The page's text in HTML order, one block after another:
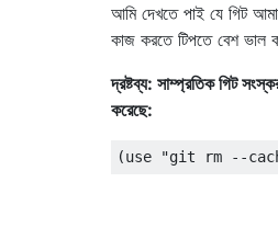
আমি দেখতে পাই যে গিট
কাজ করতে টিপতে বেশ ভাল
দ্রষ্টব্য: সাম্প্রতিক গিট
করেছে: